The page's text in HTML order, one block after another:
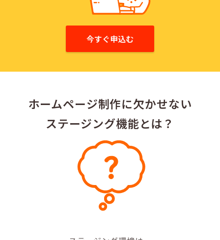
今すぐ申込む
ホームページ制作に欠かせない
ステージング機能とは？